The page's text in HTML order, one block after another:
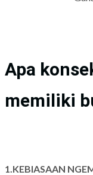
Apa
memiliki
1.KEBIASAAN